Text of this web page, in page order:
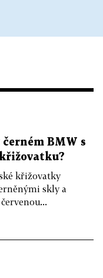
BMW s
křižovatky
skly a